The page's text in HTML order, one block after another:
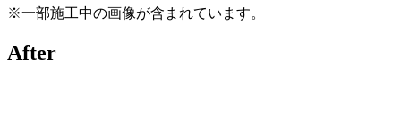
※一部施工中の画像が含まれています。
After